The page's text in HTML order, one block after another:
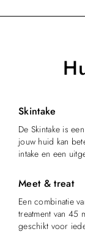
Skintake
De Skintake is
jouw huid kan
intake en een
Meet & treat
Een combinatie
treatment van 45
geschikt voor